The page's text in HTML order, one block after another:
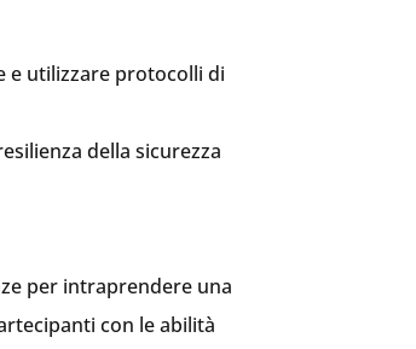
e utilizzare protocolli di
della sicurezza
per intraprendere una
con le abilità